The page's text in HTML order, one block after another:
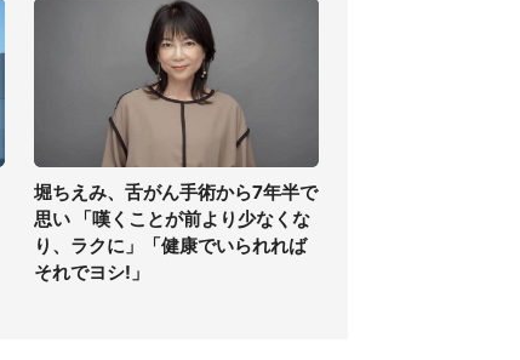
堀ちえみ、舌がん手術から7年半で
思い 「嘆くことが前より少なくな
り、ラクに」「健康でいられれば
それでヨシ!」